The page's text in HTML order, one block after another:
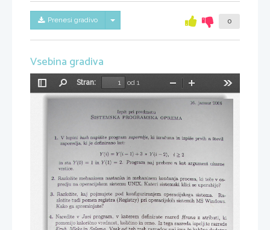
Prenesi gradivo Skrij/prikaži meni 0
Vsebina gradiva
Preklopi
stransko
Stran:
od 1
Pomanjšaj